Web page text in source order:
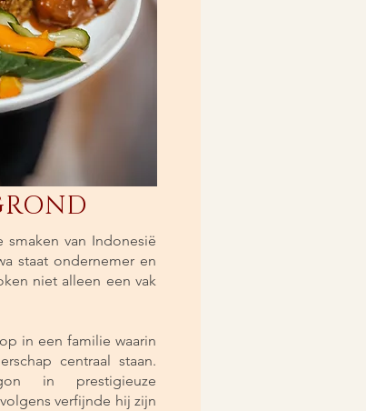
van Indonesië
staat ondernemer en
niet alleen een vak
in een familie waarin
centraal staan.
in prestigieuze
verfijnde hij zijn